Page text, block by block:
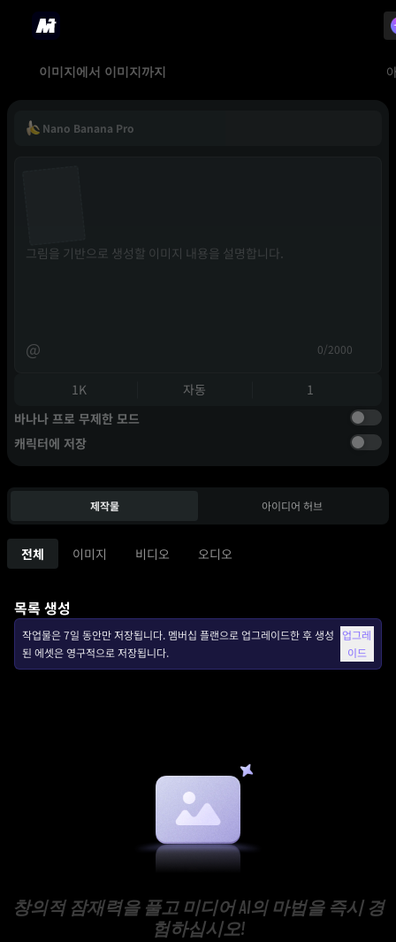
이미지에서 이미지까지
Nano Banana Pro
@ 0/2000
1K 자동
1
바나나 프로 무제한 모드
캐릭터에 저장
제작물 아이디어 허브
전체 이미지 비디오 오디오
목록 생성
작업물은 7일 동안만 저장됩니다. 멤버십 플랜으로 업그레이드한 후 생성
된 에셋은 영구적으로 저장됩니다.
업그레
이드
창의적 잠재력을 풀고 미디어 AI의 마법을 즉시 경
험하십시오!